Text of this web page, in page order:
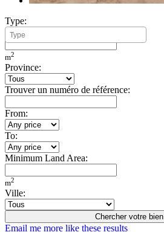
Type:
Minimum Build Area:
m2
Province:
Trouver un numéro de référence:
From:
To:
Minimum Land Area:
m2
Ville:
Chercher votre bien
Email me more like these results